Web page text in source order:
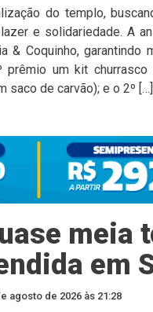
do templo,
e solidariedade. A
& Coquinho, garantindo
um kit churrasco
saco de carvão); e o 2º […]
meia
em
agosto de 2026 às 21:28